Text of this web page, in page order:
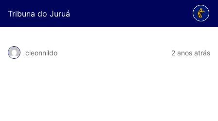
Tribuna do Juruá
cleonnildo 2 anos atrás